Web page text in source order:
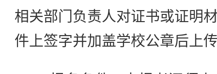
相关部门负责人对证书或证明
件上签字并加盖学校公章后上